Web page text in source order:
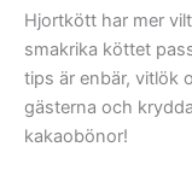
Hjortkött har mer
smakrika köttet
tips är enbär, vitlök
gästerna och
kakaobönor!